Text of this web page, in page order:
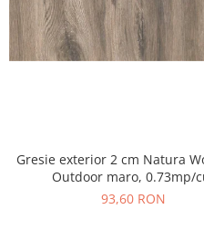
Gresie exterior 2 cm Natura
Outdoor maro, 0.73mp/
93,60 RON